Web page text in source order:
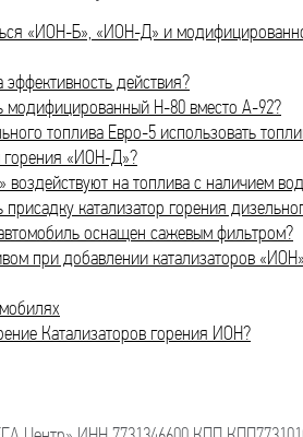
«ИОН-Б», «ИОН-Д» и
действия?
модифицированный Н-80 вместо А-92?
топлива Евро-5 использовать
горения «ИОН-Д»?
воздействуют на топлива с наличием
катализатор горения
оснащен сажевым фильтром?
при добавлении катализаторов
Катализаторов горения ИОН?